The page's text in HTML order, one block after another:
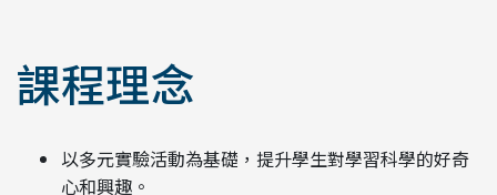
課程理念
以多元實驗活動為基礎，提升學生對學習科學的好奇
心和興趣。